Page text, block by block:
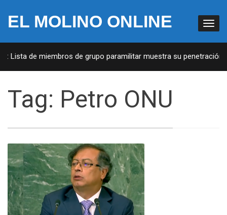
EL MOLINO ONLINE
Lista de miembros de grupo paramilitar muestra su penetración
Tag: Petro ONU